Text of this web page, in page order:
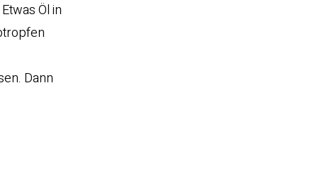
Öl in
Dann